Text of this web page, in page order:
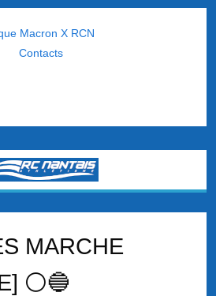
Macron X RCN
Contacts
MARCHE
⚪🔵